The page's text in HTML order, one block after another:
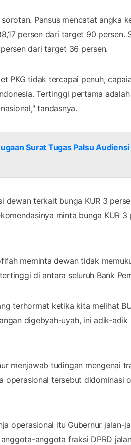
Pansus mencatat angka
persen dari target 90 persen.
dari target 36 persen.
PKG tidak tercapai penuh,
Tertinggi pertama
tandasnya.
Surat Tugas Palsu
dewan terkait bunga KUR 3
minta bunga KUR
meminta dewan tidak
di antara seluruh Bank
terhormat ketika kita melihat
digebyah-uyah, ini adik-
menjawab tudingan mengenai
operasional tersebut didominasi
operasional itu Gubernur jalan-
anggota fraksi DPRD